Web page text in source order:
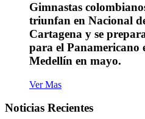
Gimnastas
triunfan en Nacional
Cartagena y se
para el Panamericano
Medellín en mayo.
Ver Mas
Noticias Recientes